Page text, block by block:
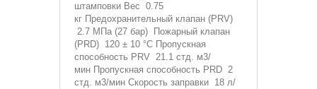
штамповки Вес 0.75
кг Предохранительный клапан (PRV)
2.7 МПа (27 бар) Пожарный клапан
(PRD) 120 ± 10 °C Пропускная
способность PRV 21.1 стд. м3/
мин Пропускная способность PRD 2
стд. м3/мин Скорость заправки 18 л/